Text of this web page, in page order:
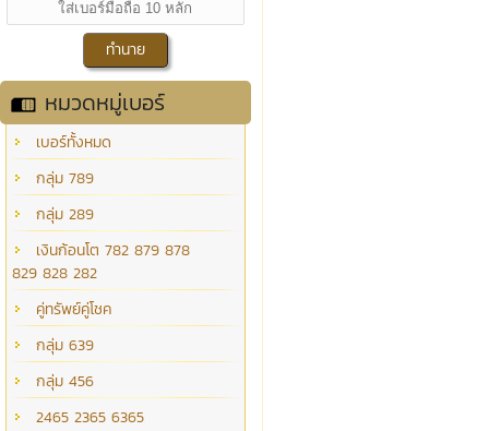
หมวดหมู่เบอร์
เบอร์ทั้งหมด
กลุ่ม 789
กลุ่ม 289
เงินก้อนโต 782 879 878
829 828 282
คู่ทรัพย์คู่โชค
กลุ่ม 639
กลุ่ม 456
2465 2365 6365